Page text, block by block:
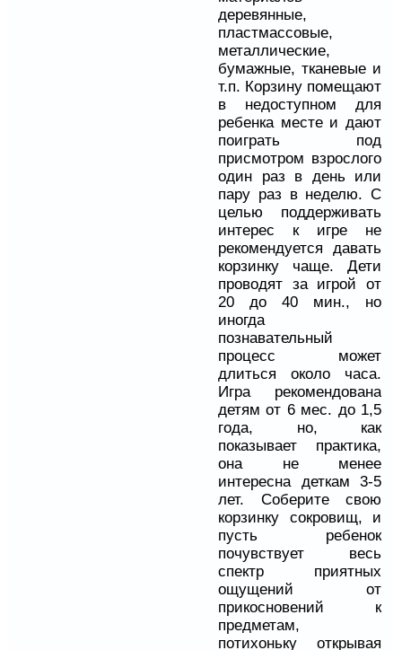
деревянные,
пластмассовые,
металлические,
бумажные, тканевые и
т.п. Корзину помещают
в недоступном для
ребенка месте и дают
поиграть под
присмотром взрослого
один раз в день или
пару раз в неделю. С
целью поддерживать
интерес к игре не
рекомендуется давать
корзинку чаще. Дети
проводят за игрой от
20 до 40 мин., но
иногда
познавательный
процесс может
длиться около часа.
Игра рекомендована
детям от 6 мес. до 1,5
года, но, как
показывает практика,
она не менее
интересна деткам 3-5
лет. Соберите свою
корзинку сокровищ, и
пусть ребенок
почувствует весь
спектр приятных
ощущений от
прикосновений к
предметам,
потихоньку открывая